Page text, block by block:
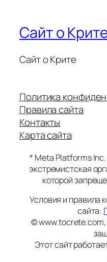
Сайт о
Сайт о Крите
Политика
Правила сайта
Контакты
Карта сайта
* Meta Platforms
экстремистская
которой
Условия и правила
сайта:
©
Этот сайт